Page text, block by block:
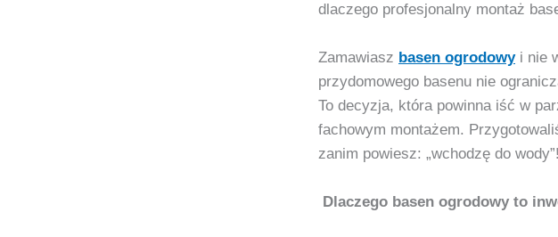
dlaczego profesjonalny montaż
Zamawiasz basen ogrodowyi nie
przydomowego basenu nie
To decyzja, która powinna iść w
fachowym montażem.
zanim powiesz: „wchodzę do wody”!
Dlaczego basen ogrodowy to